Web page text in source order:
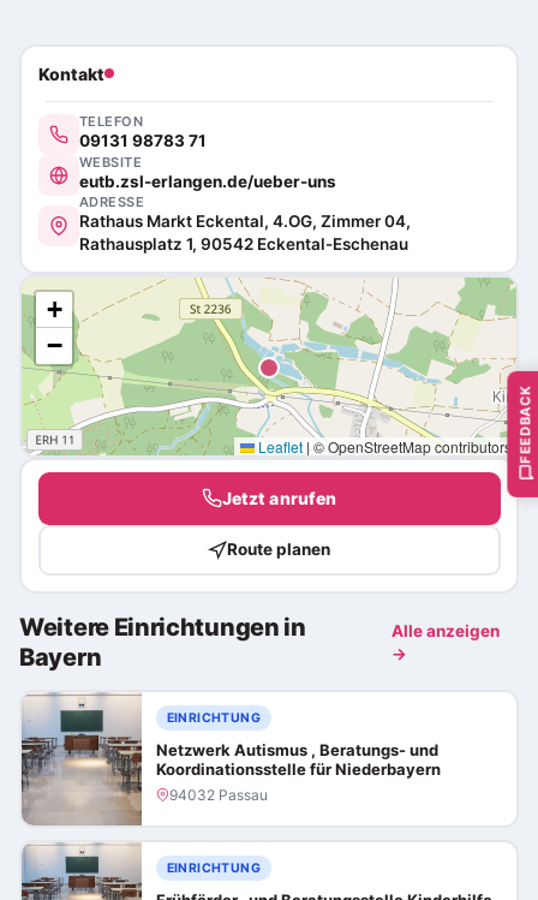
Kontakt
TELEFON
09131 98783 71
WEBSITE
eutb.zsl-erlangen.de/ueber-uns
ADRESSE
Rathaus Markt Eckental, 4.OG, Zimmer 04,
Rathausplatz 1, 90542 Eckental-Eschenau
+
−
Leaflet |© OpenStreetMap contributors
Jetzt anrufen
Route planen
Weitere Einrichtungen in
Bayern
Alle anzeigen
→
EINRICHTUNG
Netzwerk Autismus , Beratungs- und
Koordinationsstelle für Niederbayern
94032 Passau
EINRICHTUNG
FEEDBACK